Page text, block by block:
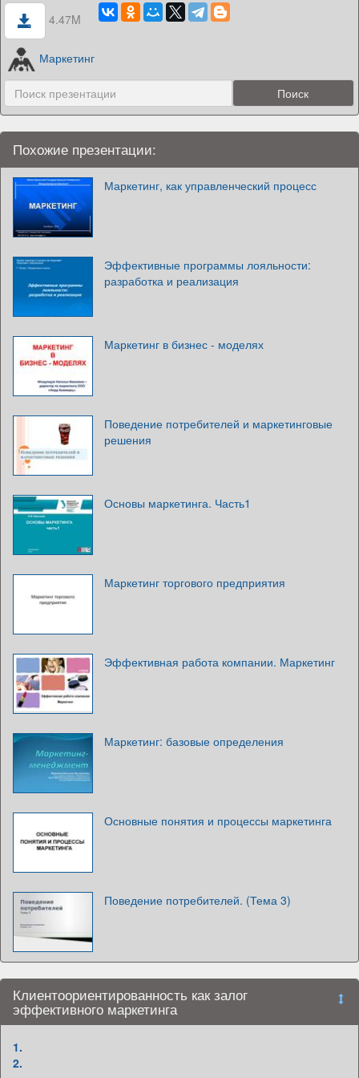
4.47M
Маркетинг
Похожие презентации:
Маркетинг, как управленческий процесс
Эффективные программы лояльности:
разработка и реализация
Маркетинг в бизнес - моделях
Поведение потребителей и маркетинговые
решения
Основы маркетинга. Часть1
Маркетинг торгового предприятия
Эффективная работа компании. Маркетинг
Маркетинг: базовые определения
Основные понятия и процессы маркетинга
Поведение потребителей. (Тема 3)
Клиентоориентированность как залог
эффективного маркетинга
1.
2.